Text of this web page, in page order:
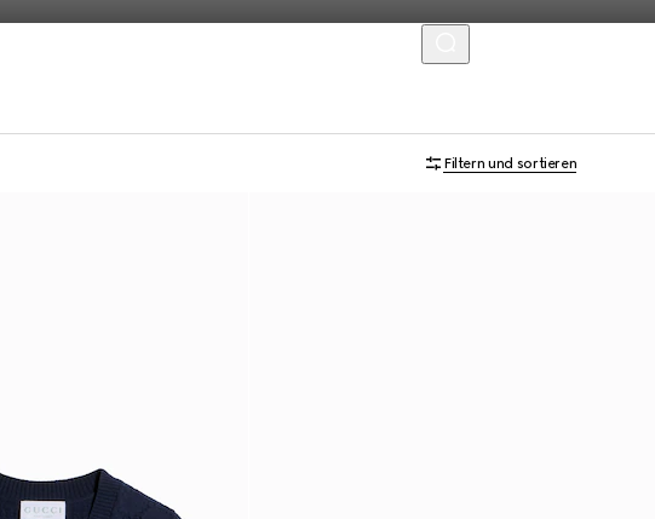
Filtern und sortieren